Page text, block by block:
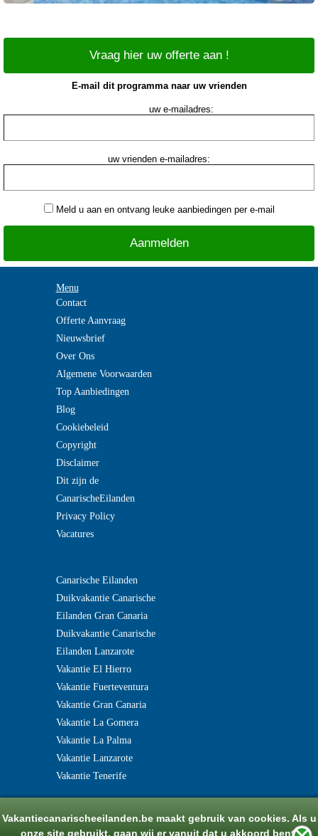
Vakantiecanarischeeilanden.be maakt gebruik van cookies. Als u
onze site gebruikt, gaan wij er vanuit dat u akkoord bent.
Vraag hier uw offerte aan !
E-mail dit programma naar uw vrienden
uw e-mailadres:
uw vrienden e-mailadres:
Meld u aan en ontvang leuke aanbiedingen per e-mail
Menu
Contact
Offerte Aanvraag
Nieuwsbrief
Over Ons
Algemene Voorwaarden
Top Aanbiedingen
Blog
Cookiebeleid
Copyright
Disclaimer
Dit zijn de
CanarischeEilanden
Privacy Policy
Vacatures
Canarische Eilanden
Duikvakantie Canarische
Eilanden Gran Canaria
Duikvakantie Canarische
Eilanden Lanzarote
Vakantie El Hierro
Vakantie Fuerteventura
Vakantie Gran Canaria
Vakantie La Gomera
Vakantie La Palma
Vakantie Lanzarote
Vakantie Tenerife